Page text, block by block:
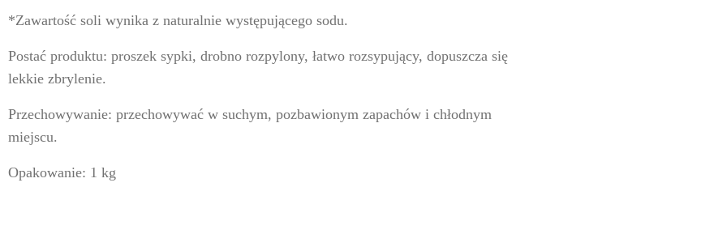
*Zawartość soli wynika z naturalnie występującego sodu.
Postać produktu: proszek sypki, drobno rozpylony, łatwo rozsypujący, dopuszcza się
lekkie zbrylenie.
Przechowywanie: przechowywać w suchym, pozbawionym zapachów i chłodnym
miejscu.
Opakowanie: 1 kg